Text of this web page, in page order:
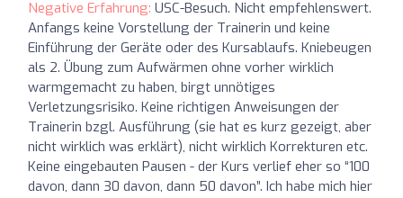
Negative Erfahrung: USC-Besuch. Nicht empfehlenswert.
Anfangs keine Vorstellung der Trainerin und keine
Einführung der Geräte oder des Kursablaufs. Kniebeugen
als 2. Übung zum Aufwärmen ohne vorher wirklich
warmgemacht zu haben, birgt unnötiges
Verletzungsrisiko. Keine richtigen Anweisungen der
Trainerin bzgl. Ausführung (sie hat es kurz gezeigt, aber
nicht wirklich was erklärt), nicht wirklich Korrekturen etc.
Keine eingebauten Pausen - der Kurs verlief eher so “100
davon, dann 30 davon, dann 50 davon”. Ich habe mich hier